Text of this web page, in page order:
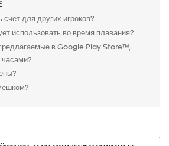
счет для других игроков?
использовать во время плавания?
в Google Play Store™,